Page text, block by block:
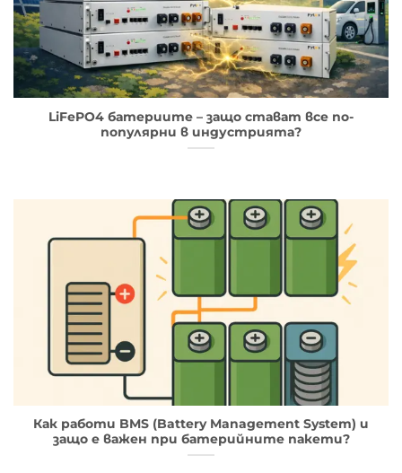
LiFePO4 батериите – защо стават все по-
популярни в индустрията?
Как работи BMS (Battery Management System) и
защо е важен при батерийните пакети?